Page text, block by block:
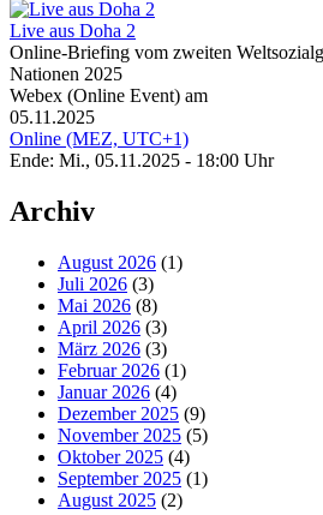
Live aus Doha 2
Online-Briefing vom zweiten
Nationen 2025
Webex (Online Event) am
05.11.2025
Online (MEZ, UTC+1)
Ende: Mi., 05.11.2025 - 18:00 Uhr
Archiv
August 2026 (1)
Juli 2026 (3)
Mai 2026 (8)
April 2026 (3)
März 2026 (3)
Februar 2026 (1)
Januar 2026 (4)
Dezember 2025 (9)
November 2025 (5)
Oktober 2025 (4)
September 2025 (1)
August 2025 (2)